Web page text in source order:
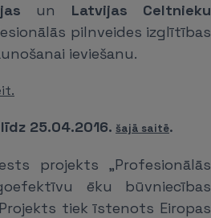
un Latvijas Celtnieku
pilnveides izglītības
ieviešanu.
līdz 25.04.2016. šajā saitē.
projekts „Profesionālās
ēku būvniecības
Projekts tiek īstenots Eiropas